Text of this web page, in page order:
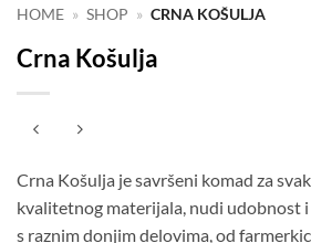
HOME » SHOP » CRNA KOŠULJA
Crna Košulja
Crna Košulja je savršeni komad za
kvalitetnog materijala, nudi udobnost
s raznim donjim delovima, od